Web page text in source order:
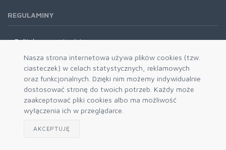
Nasza strona internetowa używa plików cookies (tzw.
ciasteczek) w celach statystycznych, reklamowych
oraz funkcjonalnych. Dzięki nim możemy indywidualnie
dostosować stronę do twoich potrzeb. Każdy może
zaakceptować pliki cookies albo ma możliwość
wyłączenia ich w przeglądarce.
AKCEPTUJĘ
REGULAMINY
Polityka prywatności
Regulamin